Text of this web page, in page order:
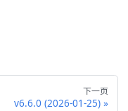
下一页
v6.6.0 (2026-01-25)